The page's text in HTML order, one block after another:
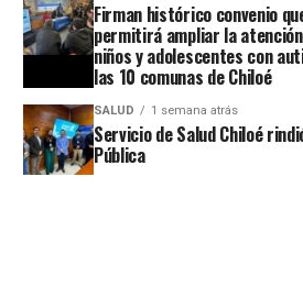
Firman histórico convenio
permitirá ampliar la
niños y adolescentes con
las 10 comunas de Chiloé
SALUD 1 semana atrás
Servicio de Salud Chiloé
Pública